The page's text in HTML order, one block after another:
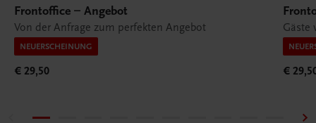
Frontoffice – Angebot
Von der Anfrage zum perfekten Angebot
NEUERSCHEINUNG
€ 29,50
Gäste
€